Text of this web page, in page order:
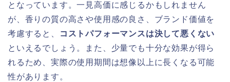
となっています。一見高価に感じるかもしれません
が、香りの質の高さや使用感の良さ、ブランド価値を
考慮すると、
コストパフォーマンスは決して悪くない
といえるでしょう。また、少量でも十分な効果が得ら
れるため、実際の使用期間は想像以上に長くなる可能
性があります。